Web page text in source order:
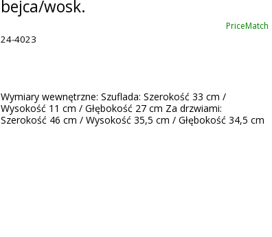
bejca/wosk.
PriceMatch
24-4023
Wymiary wewnętrzne: Szuflada: Szerokość 33 cm /
Wysokość 11 cm / Głębokość 27 cm Za drzwiami:
Szerokość 46 cm / Wysokość 35,5 cm / Głębokość 34,5 cm